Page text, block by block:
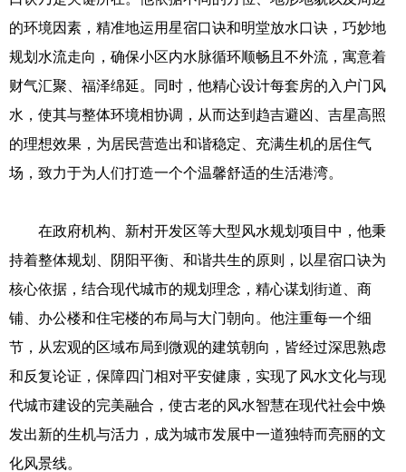
的环境因素，精准地运用星宿口诀和明堂放水口诀，巧妙地
规划水流走向，确保小区内水脉循环顺畅且不外流，寓意着
财气汇聚、福泽绵延。同时，他精心设计每套房的入户门风
水，使其与整体环境相协调，从而达到趋吉避凶、吉星高照
的理想效果，为居民营造出和谐稳定、充满生机的居住气
场，致力于为人们打造一个个温馨舒适的生活港湾。
在政府机构、新村开发区等大型风水规划项目中，他秉
持着整体规划、阴阳平衡、和谐共生的原则，以星宿口诀为
核心依据，结合现代城市的规划理念，精心谋划街道、商
铺、办公楼和住宅楼的布局与大门朝向。他注重每一个细
节，从宏观的区域布局到微观的建筑朝向，皆经过深思熟虑
和反复论证，保障四门相对平安健康，实现了风水文化与现
代城市建设的完美融合，使古老的风水智慧在现代社会中焕
发出新的生机与活力，成为城市发展中一道独特而亮丽的文
化风景线。